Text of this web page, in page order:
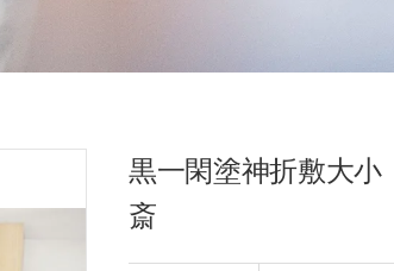
黒一閑塗神折敷大
斎